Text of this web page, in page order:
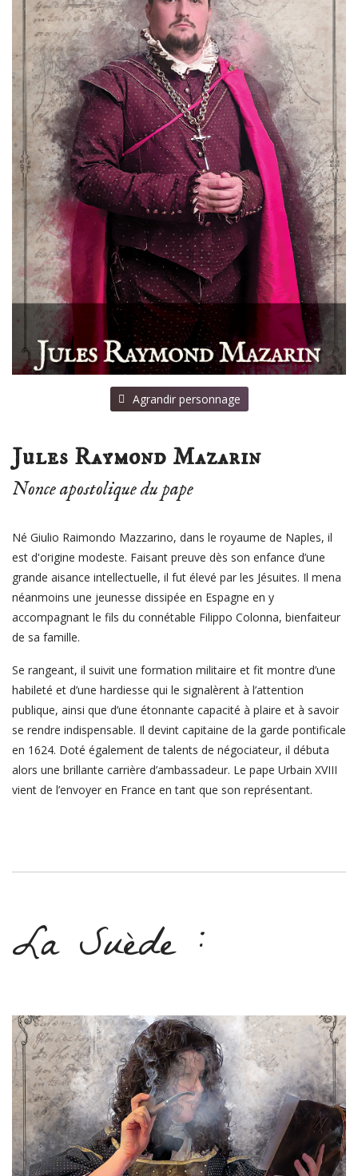
⠀Agrandir personnage
Jules Raymond Mazarin
Nonce apostolique du pape
Né Giulio Raimondo Mazzarino, dans le royaume de Naples, il
est d'origine modeste. Faisant preuve dès son enfance d’une
grande aisance intellectuelle, il fut élevé par les Jésuites. Il mena
néanmoins une jeunesse dissipée en Espagne en y
accompagnant le fils du connétable Filippo Colonna, bienfaiteur
de sa famille.
Se rangeant, il suivit une formation militaire et fit montre d’une
habileté et d’une hardiesse qui le signalèrent à l’attention
publique, ainsi que d’une étonnante capacité à plaire et à savoir
se rendre indispensable. Il devint capitaine de la garde pontificale
en 1624. Doté également de talents de négociateur, il débuta
alors une brillante carrière d’ambassadeur. Le pape Urbain XVIII
vient de l’envoyer en France en tant que son représentant.
La Suède :